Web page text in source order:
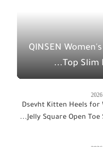
QINSEN
Top Slim
Dsevht Kitten Heels for
Jelly Square Open Toe